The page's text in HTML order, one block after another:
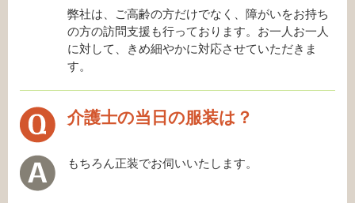
弊社は、ご高齢の方だけでなく、障がいをお持ち
の方の訪問支援も行っております。お一人お一人
に対して、きめ細やかに対応させていただきま
す。
介護士の当日の服装は？
もちろん正装でお伺いいたします。